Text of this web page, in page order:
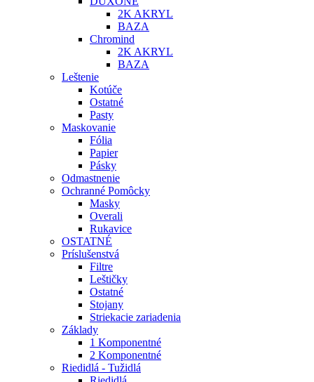
2K AKRYL
BAZA
Chromind
2K AKRYL
BAZA
Leštenie
Kotúče
Ostatné
Pasty
Maskovanie
Fólia
Papier
Pásky
Odmastnenie
Ochranné Pomôcky
Masky
Overali
Rukavice
OSTATNÉ
Príslušenstvá
Filtre
Leštičky
Ostatné
Stojany
Striekacie zariadenia
Základy
1 Komponentné
2 Komponentné
Riedidlá - Tužidlá